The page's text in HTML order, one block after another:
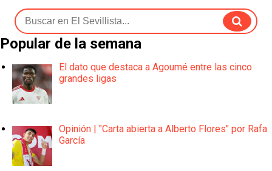
Popular de la semana
El dato que destaca a Agoumé entre las cinco
grandes ligas
Opinión | "Carta abierta a Alberto Flores" por Rafa
García